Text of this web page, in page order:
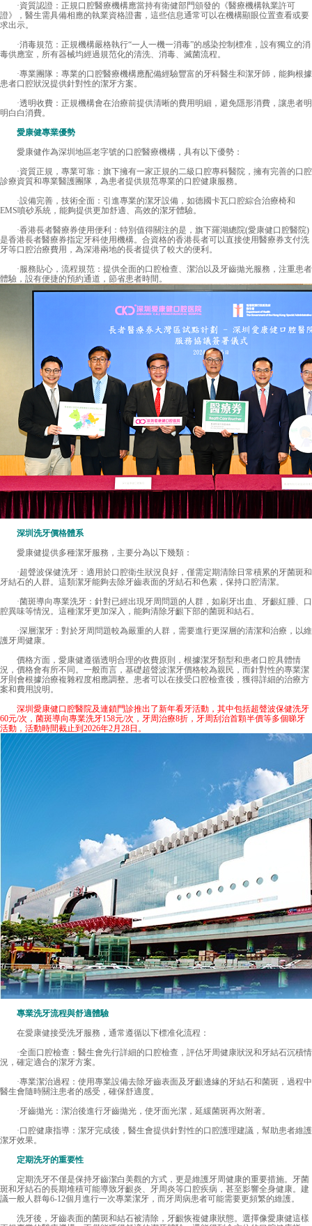
·資質認證：正規口腔醫療機構應當持有衛健部門頒發的《醫療機構執業許可
證》，醫生需具備相應的執業資格證書，這些信息通常可以在機構顯眼位置查看或要
求出示。
·消毒規范：正規機構嚴格執行“一人一機一消毒”的感染控制標准，設有獨立的消
毒供應室，所有器械均經過規范化的清洗、消毒、滅菌流程。
·專業團隊：專業的口腔醫療機構應配備經驗豐富的牙科醫生和潔牙師，能夠根據
患者口腔狀況提供針對性的潔牙方案。
·透明收費：正規機構會在治療前提供清晰的費用明細，避免隱形消費，讓患者明
明白白消費。
愛康健專業優勢
愛康健作為深圳地區老字號的口腔醫療機構，具有以下優勢：
·資質正規，專業可靠：旗下擁有一家正規的二級口腔專科醫院，擁有完善的口腔
診療資質和專業醫護團隊，為患者提供規范專業的口腔健康服務。
·設備完善，技術全面：引進專業的潔牙設備，如德國卡瓦口腔綜合治療椅和
EMS噴砂系統，能夠提供更加舒適、高效的潔牙體驗。
·香港長者醫療券使用便利：特別值得關注的是，旗下羅湖總院(愛康健口腔醫院)
是香港長者醫療券指定牙科使用機構。合資格的香港長者可以直接使用醫療券支付洗
牙等口腔治療費用，為深港兩地的長者提供了較大的便利。
·服務貼心，流程規范：提供全面的口腔檢查、潔治以及牙齒拋光服務，注重患者
體驗，設有便捷的預約通道，節省患者時間。
深圳洗牙價格體系
愛康健提供多種潔牙服務，主要分為以下幾類：
·超聲波保健洗牙：適用於口腔衛生狀況良好，僅需定期清除日常積累的牙菌斑和
牙結石的人群。這類潔牙能夠去除牙齒表面的牙結石和色素，保持口腔清潔。
·菌斑導向專業洗牙：針對已經出現牙周問題的人群，如刷牙出血、牙齦紅腫、口
腔異味等情況。這種潔牙更加深入，能夠清除牙齦下部的菌斑和結石。
·深層潔牙：對於牙周問題較為嚴重的人群，需要進行更深層的清潔和治療，以維
護牙周健康。
價格方面，愛康健遵循透明合理的收費原則，根據潔牙類型和患者口腔具體情
況，價格會有所不同。一般而言，基礎超聲波潔牙價格較為親民，而針對性的專業潔
牙則會根據治療複雜程度相應調整。患者可以在接受口腔檢查後，獲得詳細的治療方
案和費用說明。
深圳愛康健口腔醫院及連鎖門診推出了新年看牙活動，其中包括超聲波保健洗牙
60元/次，菌斑導向專業洗牙158元/次，牙周治療8折，牙周刮治首顆半價等多個睇牙
活動，活動時間截止到2026年2月28日。
專業洗牙流程與舒適體驗
在愛康健接受洗牙服務，通常遵循以下標准化流程：
·全面口腔檢查：醫生會先行詳細的口腔檢查，評估牙周健康狀況和牙結石沉積情
況，確定適合的潔牙方案。
·專業潔治過程：使用專業設備去除牙齒表面及牙齦邊緣的牙結石和菌斑，過程中
醫生會隨時關注患者的感受，確保舒適度。
·牙齒拋光：潔治後進行牙齒拋光，使牙面光潔，延緩菌斑再次附著。
·口腔健康指導：潔牙完成後，醫生會提供針對性的口腔護理建議，幫助患者維護
潔牙效果。
定期洗牙的重要性
定期洗牙不僅是保持牙齒潔白美觀的方式，更是維護牙周健康的重要措施。牙菌
斑和牙結石的長期堆積可能導致牙齦炎、牙周炎等口腔疾病，甚至影響全身健康。建
議一般人群每6-12個月進行一次專業潔牙，而牙周病患者可能需要更頻繁的維護。
洗牙後，牙齒表面的菌斑和結石被清除，牙齦恢複健康狀態。選擇像愛康健這樣